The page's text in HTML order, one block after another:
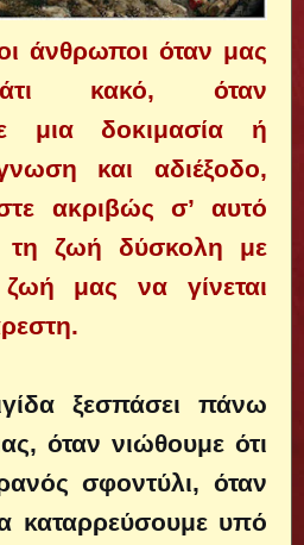
άνθρωποι όταν μας
κακό, όταν
μια δοκιμασία ή
και αδιέξοδο,
ακριβώς σ’ αυτό
τη ζωή δύσκολη με
μας να γίνεται
ξεσπάσει πάνω
όταν νιώθουμε ότι
σφοντύλι, όταν
καταρρεύσουμε υπό